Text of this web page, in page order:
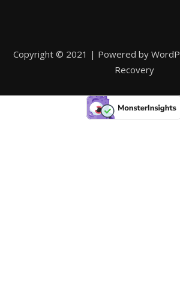
Copyright © 2021 | Powered by
Recovery